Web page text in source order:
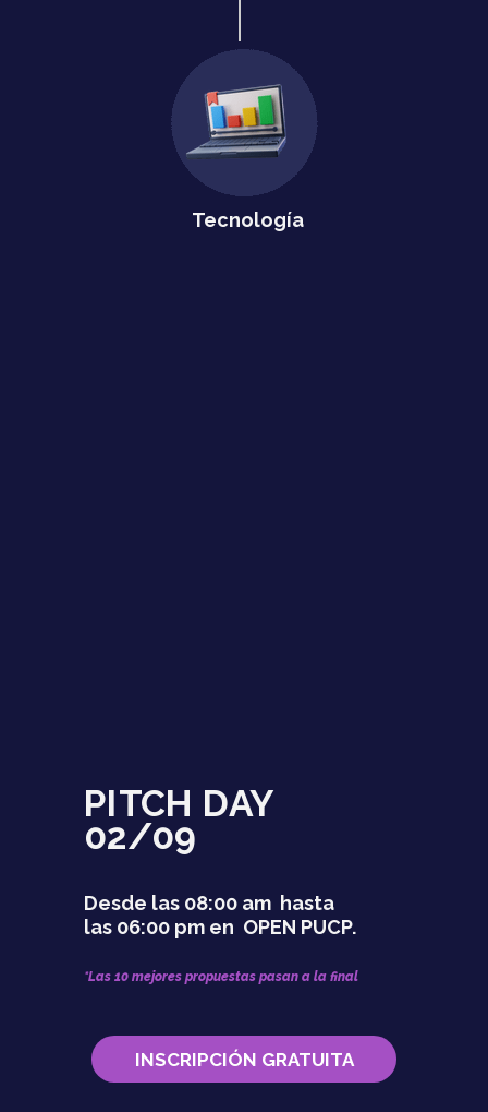
Tecnología
PITCH DAY
02/09
Desde las 08:00 am hasta
las 06:00 pm en OPEN PUCP.
*Las 10 mejores propuestas pasan a la final
INSCRIPCIÓN GRATUITA